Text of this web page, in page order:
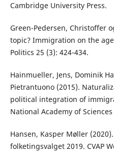
Cambridge University Press.
Green-Pedersen, Christoffer
topic? Immigration on the
Politics 25 (3): 424-434.
Hainmueller, Jens, Dominik
Pietrantuono (2015).
political integration of
National Academy of
Hansen, Kasper Møller
folketingsvalget 2019. CVAP